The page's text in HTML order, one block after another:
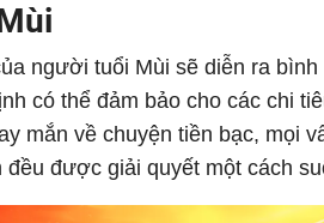
người tuổi Mùi sẽ diễn ra
có thể đảm bảo cho các chi
mắn về chuyện tiền bạc, mọi
đều được giải quyết một cách